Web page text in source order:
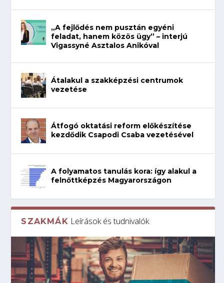
„A fejlődés nem pusztán egyéni
feladat, hanem közös ügy” – interjú
Vigassyné Asztalos Anikóval
Átalakul a szakképzési centrumok
vezetése
Átfogó oktatási reform előkészítése
kezdődik Csapodi Csaba vezetésével
A folyamatos tanulás kora: így alakul a
felnőttképzés Magyarországon
SZAKMÁK Leírások és tudnivalók